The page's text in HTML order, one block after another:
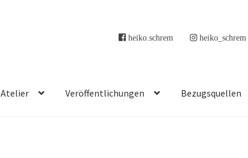
heiko.schrem heiko_schrem
Atelier Veröffentlichungen Bezugsquellen